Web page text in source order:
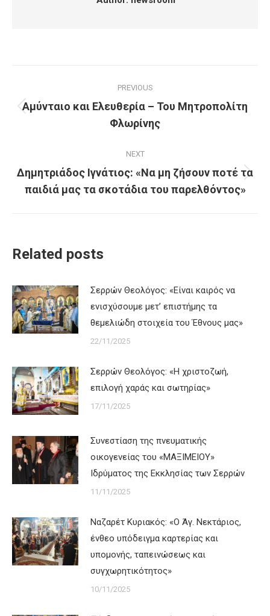
navigation
PREVIOUS
Previous
post:
Αμύνταιο και Ελευθερία – Του Μητροπολίτη
Φλωρίνης
NEXT
Next
post:
Δημητριάδος Ιγνάτιος: «Να μη ζήσουν ποτέ τα
παιδιά μας τα σκοτάδια του παρελθόντος»
Related posts
Σερρών Θεολόγος: «Είναι καιρός να
ενισχύσουμε μετ’ επιστήμης τα
θεμελιώδη στοιχεία του Έθνους μας»
22/11/2025
Σερρών Θεολόγος: «Η χριστοζωή,
επιλογή χαράς και σωτηρίας»
17/11/2025
Συνεστίαση της πνευματικής
οικογενείας του «ΜΑΞΙΜΕΙΟΥ»
Ιδρύματος της Εκκλησίας των Σερρών
11/11/2025
Ναζαρέτ Κυριακός: «Ο Άγ. Νεκτάριος,
ένθεο υπόδειγμα καρτερίας και
υπομονής, ταπεινώσεως και
συγχωρητικότητος»
10/11/2025